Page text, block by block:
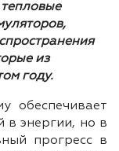
из
году.
обеспечивает
в энергии, но в
прогресс в